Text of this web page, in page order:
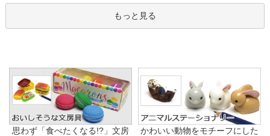
もっと見る
思わず「食べたくなる!?」文房
かわいい動物をモチーフにした